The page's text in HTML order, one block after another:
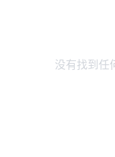
没有找到任